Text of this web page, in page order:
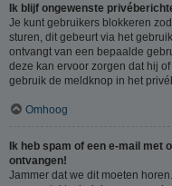
Ik blijf ongewenste
Je kunt gebruikers blokkeren
sturen, dit gebeurt via het
ontvangt van een bepaalde
deze kan ervoor zorgen dat hij
gebruik de meldknop in het
Omhoog
Ik heb spam of een e-mail met
ontvangen!
Jammer dat we dit moeten